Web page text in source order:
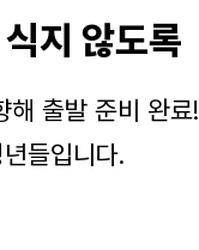
지 않도록
해 출발 준비 완료!
들입니다.